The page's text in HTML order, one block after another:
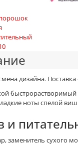
дизайна.
ноты спелой
и
заменитель сухого